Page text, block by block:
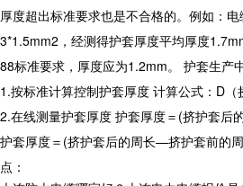
厚度超出标准要求也是不合格的。例如：
3*1.5mm2，经测得护套厚度平均厚度
88标准要求，厚度应为1.2mm。 护套生产
1.按标准计算控制护套厚度 计算公式：D（
2.在线测量护套厚度 护套厚度＝(挤护套
护套厚度＝(挤护套后的周长—挤护套前的
点：